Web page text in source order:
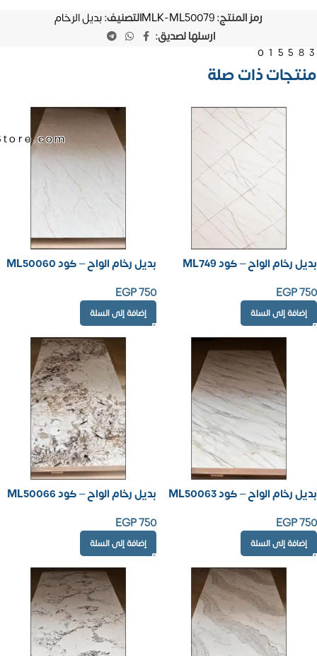
رمز المنتج:MLK-ML50079التصنيف:بديل الرخام
ارسلها لصديق:
منتجات ذات صلة
بديل رخام الواح – كود ML749
EGP750
إضافة إلى السلة
بديل رخام الواح – كود ML50060
EGP750
إضافة إلى السلة
بديل رخام الواح – كود ML50063
EGP750
إضافة إلى السلة
بديل رخام الواح – كود ML50066
EGP750
إضافة إلى السلة